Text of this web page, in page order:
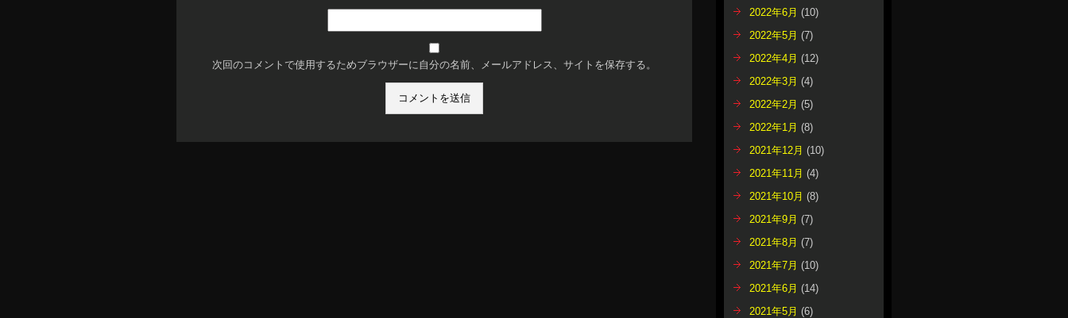
次回のコメントで使用するためブラウザーに自分の名前、メールアドレス、サイトを保存する。
2022年6月 (10)
2022年5月 (7)
2022年4月 (12)
2022年3月 (4)
2022年2月 (5)
2022年1月 (8)
2021年12月 (10)
2021年11月 (4)
2021年10月 (8)
2021年9月 (7)
2021年8月 (7)
2021年7月 (10)
2021年6月 (14)
2021年5月 (6)